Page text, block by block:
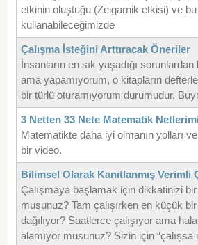
etkinin oluştuğu (Zeigarnik etkisi) ve bu
kullanabileceğimizde
Çalışma İsteğini Arttıracak Öneriler
İnsanların en sık yaşadığı
ama yapamıyorum, o kitapların
bir türlü oturamıyorum durumudur.
3 Netten 33 Nete Matematik Netlerimi
Matematikte daha iyi olmanın yolları
bir video.
Bilimsel Olarak Kanıtlanmış Verimli
Çalışmaya başlamak için dikkatinizi
musunuz? Tam çalışırken en küçük
dağılıyor? Saatlerce çalışıyor ama
alamıyor musunuz? Sizin için “çalışsa